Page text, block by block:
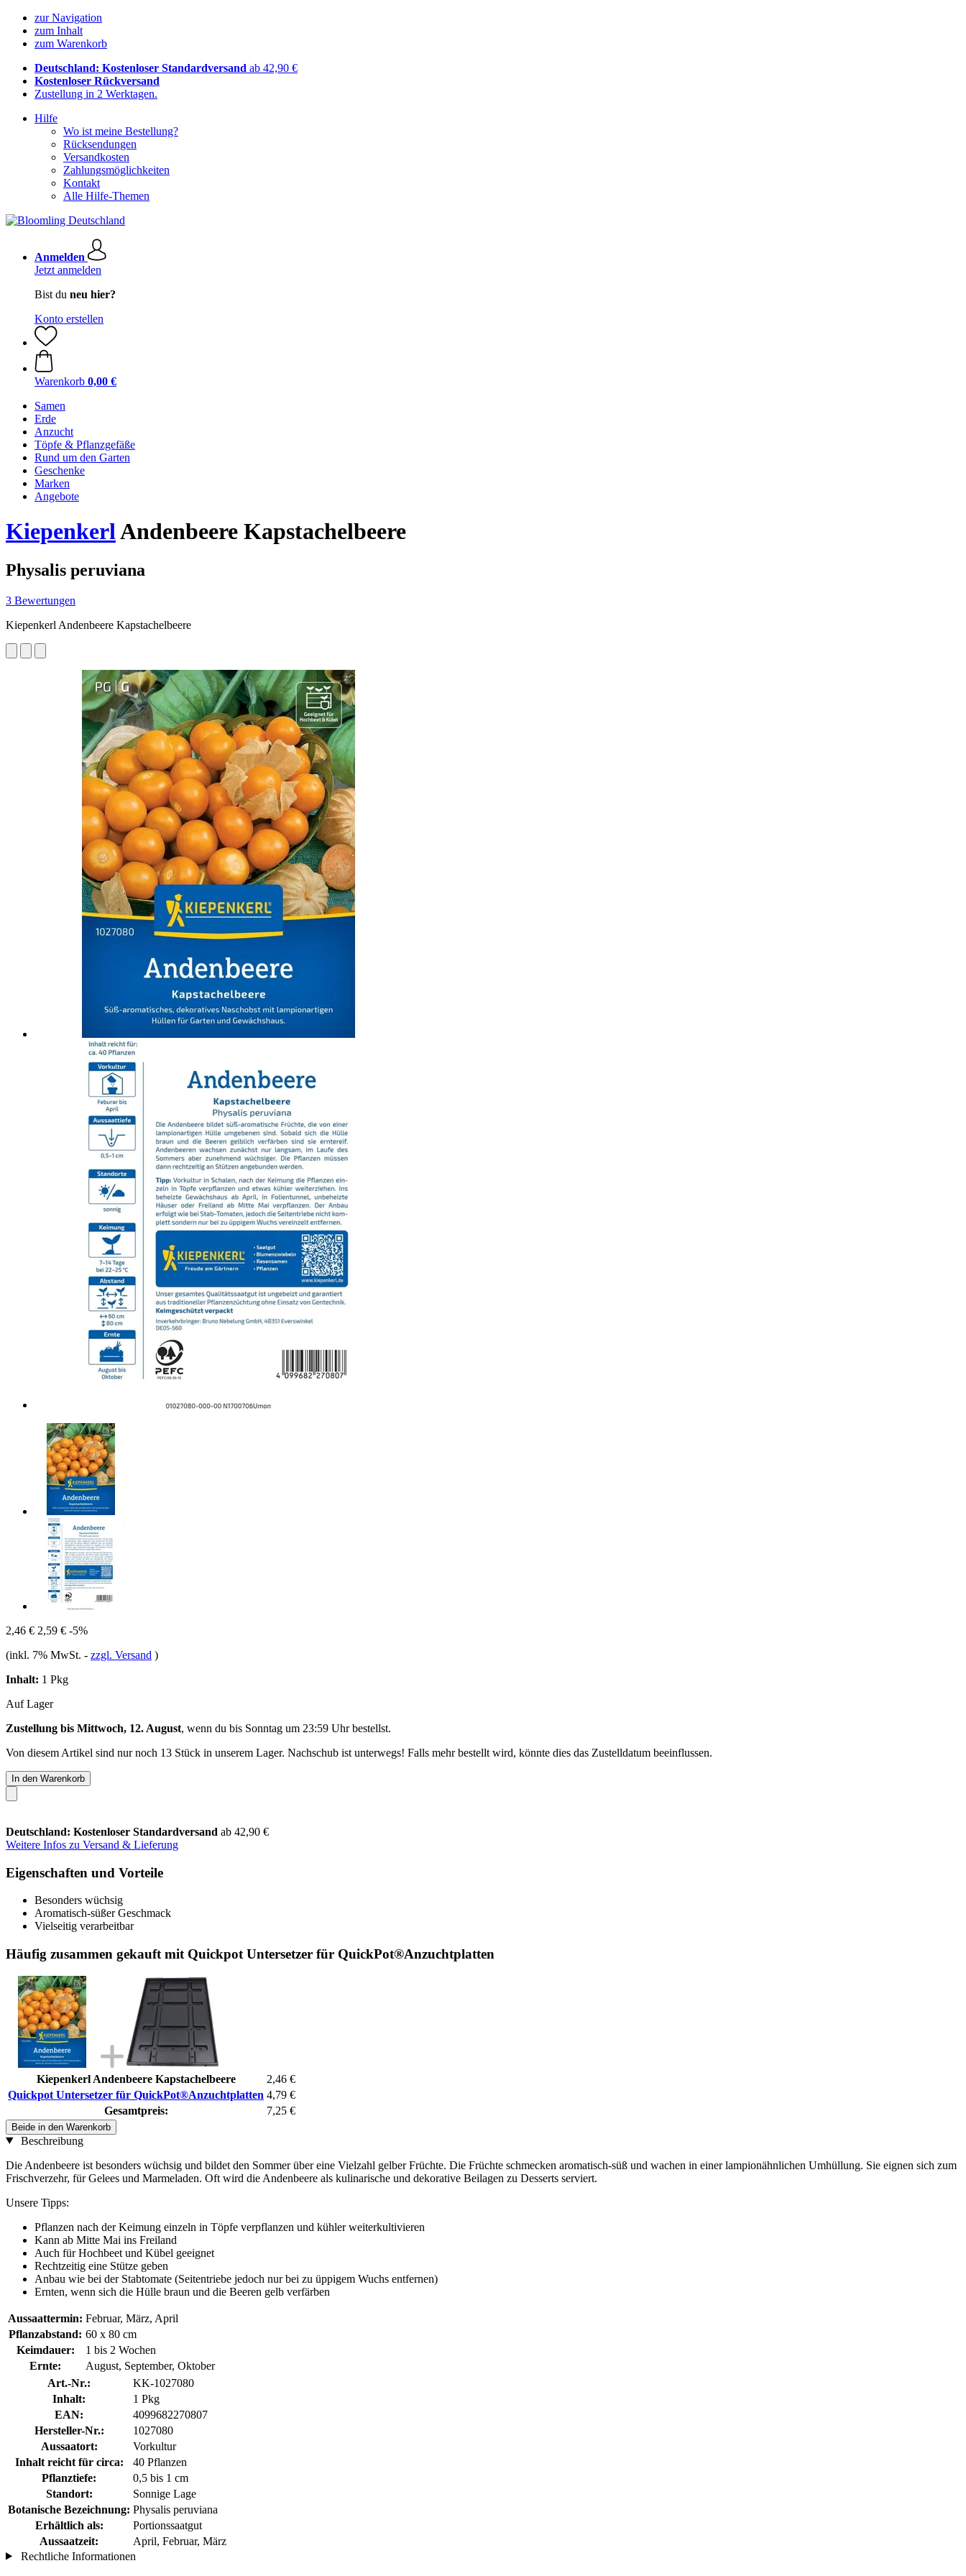
zur Navigation
zum Inhalt
zum Warenkorb
Deutschland: Kostenloser Standardversand ab 42,90 €
Kostenloser Rückversand
Zustellung in 2 Werktagen.
Hilfe
Wo ist meine Bestellung?
Rücksendungen
Versandkosten
Zahlungsmöglichkeiten
Kontakt
Alle Hilfe-Themen
Anmelden
Jetzt anmelden
Bist du neu hier?
Konto erstellen
Warenkorb 0,00 €
Samen
Erde
Anzucht
Töpfe & Pflanzgefäße
Rund um den Garten
Geschenke
Marken
Angebote
KiepenkerlAndenbeere Kapstachelbeere
Physalis peruviana
3 Bewertungen
Kiepenkerl Andenbeere Kapstachelbeere
2,46 € 2,59 € -5%
(inkl. 7% MwSt. - zzgl. Versand )
Inhalt: 1 Pkg
Auf Lager
Zustellung bis Mittwoch, 12. August, wenn du bis Sonntag um 23:59 Uhrbestellst.
Von diesem Artikel sind nur noch 13 Stück in unserem Lager. Nachschub ist unterwegs! Falls mehr bestellt wird, könnte dies das Zustelldatum beeinflussen.
In den Warenkorb
Deutschland: Kostenloser Standardversand ab 42,90 €
Weitere Infos zu Versand & Lieferung
Eigenschaften und Vorteile
Besonders wüchsig
Aromatisch-süßer Geschmack
Vielseitig verarbeitbar
Häufig zusammen gekauft mit Quickpot Untersetzer für QuickPot®Anzuchtplatten
Kiepenkerl Andenbeere Kapstachelbeere
2,46 €
Quickpot Untersetzer für QuickPot®Anzuchtplatten 4,79 €
Gesamtpreis:
7,25 €
Beide in den Warenkorb
Beschreibung
Die Andenbeere ist besonders wüchsig und bildet den Sommer über eine Vielzahl gelber Früchte. Die Früchte schmecken aromatisch-süß und wachen in einer lampionähnlichen Umhüllung. Sie eignen sich zum
Frischverzehr, für Gelees und Marmeladen. Oft wird die Andenbeere als kulinarische und dekorative Beilagen zu Desserts serviert.
Unsere Tipps:
Pflanzen nach der Keimung einzeln in Töpfe verpflanzen und kühler weiterkultivieren
Kann ab Mitte Mai ins Freiland
Auch für Hochbeet und Kübel geeignet
Rechtzeitig eine Stütze geben
Anbau wie bei der Stabtomate (Seitentriebe jedoch nur bei zu üppigem Wuchs entfernen)
Ernten, wenn sich die Hülle braun und die Beeren gelb verfärben
Aussaattermin: Februar, März, April
Pflanzabstand: 60 x 80 cm
Keimdauer:
1 bis 2 Wochen
Ernte:
August, September, Oktober
Art.-Nr.:
KK-1027080
Inhalt:
1 Pkg
EAN:
4099682270807
Hersteller-Nr.:
1027080
Aussaatort:
Vorkultur
Inhalt reicht für circa:
40 Pflanzen
Pflanztiefe:
0,5 bis 1 cm
Standort:
Sonnige Lage
Botanische Bezeichnung: Physalis peruviana
Erhältlich als:
Portionssaatgut
Aussaatzeit:
April, Februar, März
Rechtliche Informationen